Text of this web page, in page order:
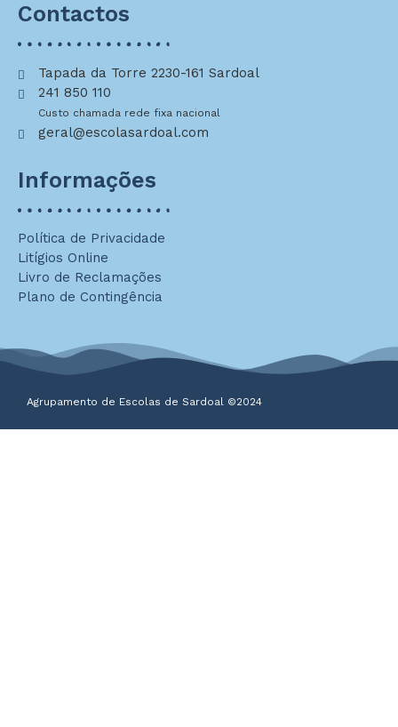
Contactos
Tapada da Torre 2230-161 Sardoal
241 850 110
Custo chamada rede fixa nacional
geral@escolasardoal.com
Informações
Política de Privacidade
Litígios Online
Livro de Reclamações
Plano de Contingência
Agrupamento de Escolas de Sardoal ©2024